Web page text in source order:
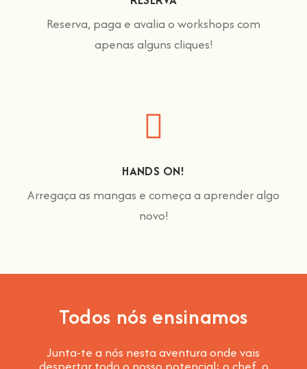
Reserva, paga e avalia o workshops com
apenas alguns cliques!
HANDS ON!
Arregaça as mangas e começa a aprender algo
novo!
Todos nós ensinamos
Junta-te a nós nesta aventura onde vais